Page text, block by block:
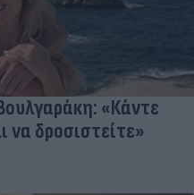
«Κάντε
να δροσιστείτε»